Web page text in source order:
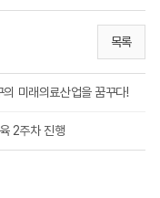
목록
미래의료산업을 꿈꾸다!
2주차 진행